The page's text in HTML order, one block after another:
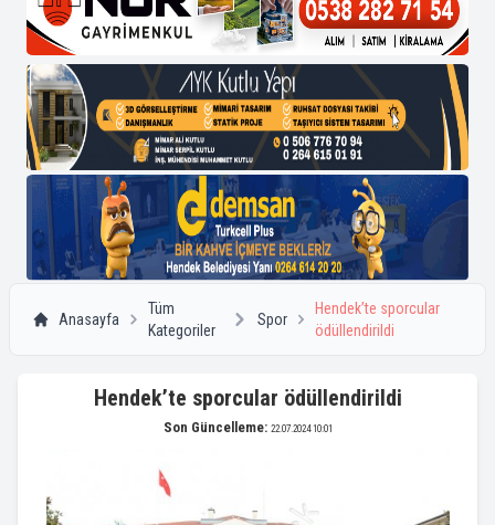
Anasayfa
Tüm
Kategoriler
Spor
Hendek’te sporcular
ödüllendirildi
Hendek’te sporcular ödüllendirildi
Son Güncelleme: 22.07.2024 10:01